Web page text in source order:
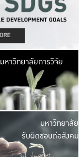
มหาวิ
มีพื้นที่เขียวสดใส
เป็นป่าในเมือง เกษต
มหาวิทยาลัยการวิจัย
มหาวิ
ค
เปิดประ
และพบเรื่องราวใ
มหาวิทยาลัย
รับผิดชอบต่อสังคม